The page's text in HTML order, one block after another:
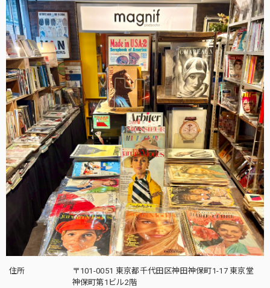
住所
〒101-0051 東京都千代田区神田神保町1-17 東京堂
神保町第1ビル2階